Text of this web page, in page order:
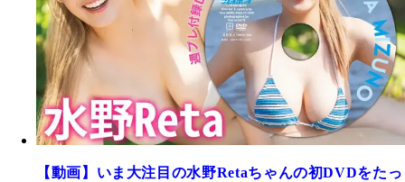
【動画】いま大注目の水野Retaちゃんの初DVDをたっ